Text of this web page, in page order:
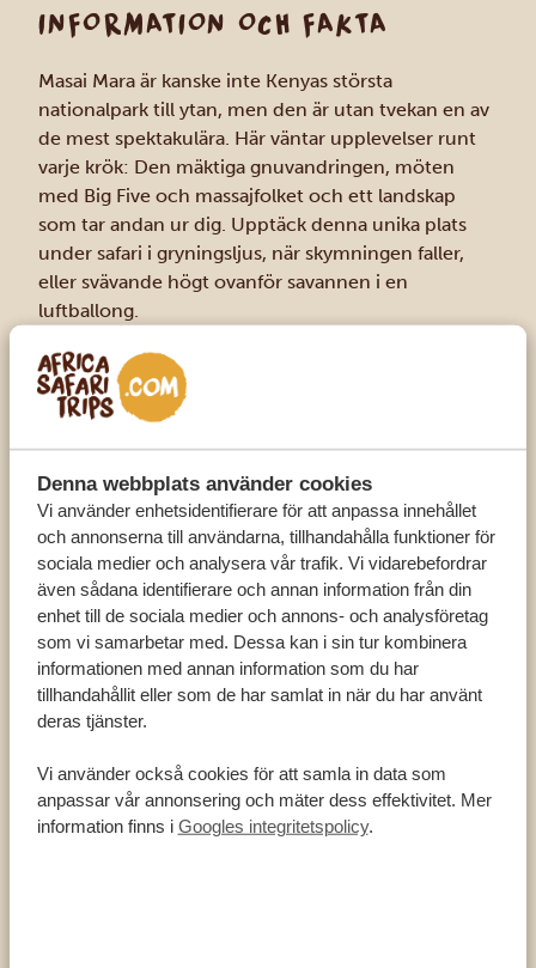
Denna webbplats använder cookies
Vi använder enhetsidentifierare för att anpassa innehållet
och annonserna till användarna, tillhandahålla funktioner för
sociala medier och analysera vår trafik. Vi vidarebefordrar
även sådana identifierare och annan information från din
enhet till de sociala medier och annons- och analysföretag
som vi samarbetar med. Dessa kan i sin tur kombinera
informationen med annan information som du har
tillhandahållit eller som de har samlat in när du har använt
deras tjänster.
Vi använder också cookies för att samla in data som
anpassar vår annonsering och mäter dess effektivitet. Mer
information finns i Googles integritetspolicy.
INFORMATION OCH FAKTA
Masai Mara är kanske inte Kenyas största
nationalpark till ytan, men den är utan tvekan en av
de mest spektakulära. Här väntar upplevelser runt
varje krök: Den mäktiga gnuvandringen, möten
med Big Five och massajfolket och ett landskap
som tar andan ur dig. Upptäck denna unika plats
under safari i gryningsljus, när skymningen faller,
eller svävande högt ovanför savannen i en
luftballong.
VANLIGASTE DJUREN
Big five – elefant, lejon, leopard, noshörning
och buffel
Migrationsdjur – gnu, zebra, gasell, antilop och
impala
Gepard
Serval
Hyena
Räv med fladdermusöra
Svartryggad och sidostripad schakal
Flodhäst
Babian
Vårtsvin